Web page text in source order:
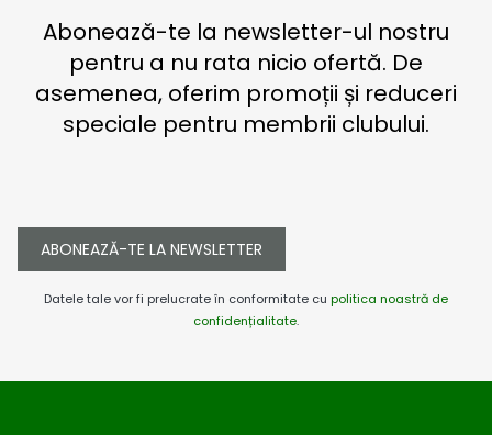
Abonează-te la newsletter-ul nostru
pentru a nu rata nicio ofertă. De
asemenea, oferim promoții și reduceri
speciale pentru membrii clubului.
ABONEAZĂ-TE LA NEWSLETTER
Datele tale vor fi prelucrate în conformitate cu politica noastră de
confidențialitate.